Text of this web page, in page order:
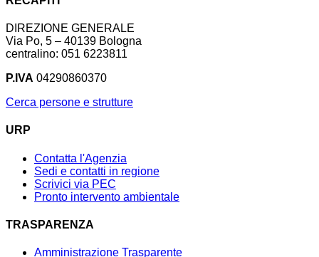
DIREZIONE GENERALE
Via Po, 5 – 40139 Bologna
centralino: 051 6223811
P.IVA 04290860370
Cerca persone e strutture
URP
Contatta l'Agenzia
Sedi e contatti in regione
Scrivici via PEC
Pronto intervento ambientale
TRASPARENZA
Amministrazione Trasparente